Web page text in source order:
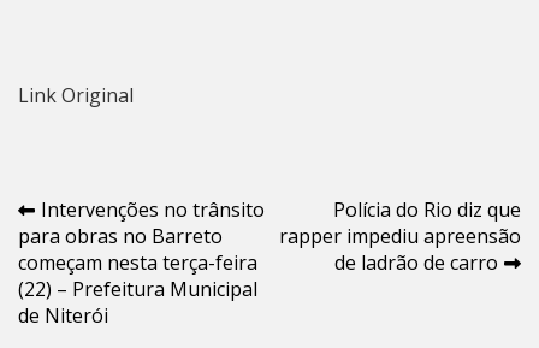
Link Original
Navegação
de
Post
Intervenções no trânsito
para obras no Barreto
começam nesta terça-feira
(22) – Prefeitura Municipal
de Niterói
Polícia do Rio diz que
rapper impediu apreensão
de ladrão de carro